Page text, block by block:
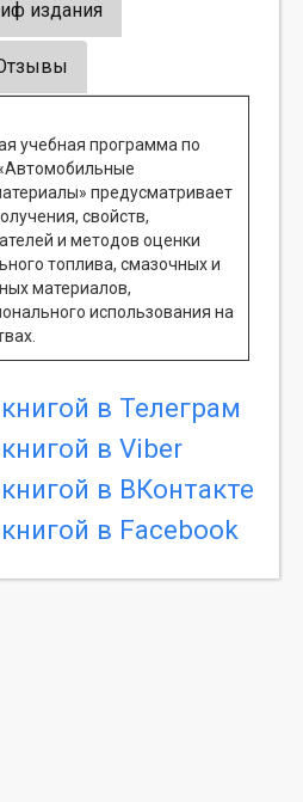
издания
учебная программа по
предусматривает
свойств,
и методов оценки
топлива, смазочных и
материалов,
использования на